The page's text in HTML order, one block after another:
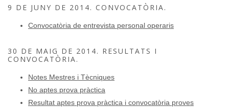
9 DE JUNY DE 2014. CONVOCATÒRIA.
Convocatòria de entrevista personal operaris
30 DE MAIG DE 2014. RESULTATS I
CONVOCATÒRIA.
Notes Mestres i Tècniques
No aptes prova pràctica
Resultat aptes prova pràctica i convocatòria proves